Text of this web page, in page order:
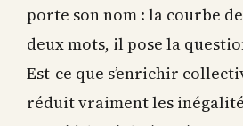
porte son nom : la courbe
deux mots, il pose la
Est-ce que s’enrichir
réduit vraiment les